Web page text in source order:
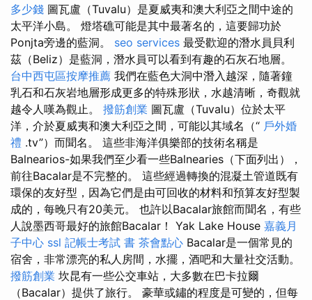
多少錢 圖瓦盧（Tuvalu）是夏威夷和澳大利亞之間中途的
太平洋小島。 燈塔礁可能是其中最著名的，這要歸功於
Ponjta旁邊的藍洞。 seo services 最受歡迎的潛水員貝利
茲（Beliz）是藍洞，潛水員可以看到有趣的石灰石地層。
台中西屯區按摩推薦 我們在藍色大洞中潛入越深，隨著鐘
乳石和石灰岩地層形成更多的特殊形狀，水越清晰，奇觀就
越令人嘆為觀止。 撥筋創業 圖瓦盧（Tuvalu）位於太平
洋，介於夏威夷和澳大利亞之間，可能以其域名（“ 戶外婚
禮 .tv”）而聞名。 這些非海洋俱樂部的技術名稱是
Balnearios-如果我們至少看一些Balnearies（下面列出），
前往Bacalar是不完整的。 這些經過轉換的混凝土管道既有
環保的友好型，因為它們是由可回收的材料和預算友好型製
成的，每晚只有20美元。 也許以Bacalar旅館而聞名，有些
人說墨西哥最好的旅館Bacalar！ Yak Lake House 嘉義月
子中心 ssl 記帳士考試 書 茶會點心 Bacalar是一個常見的
宿舍，非常漂亮的私人房間，水擺，酒吧和大量社交活動。
撥筋創業 坎昆有一些公交車站，大多數在巴卡拉爾
（Bacalar）提供了旅行。 豪華或鏽的程度是可變的，但每